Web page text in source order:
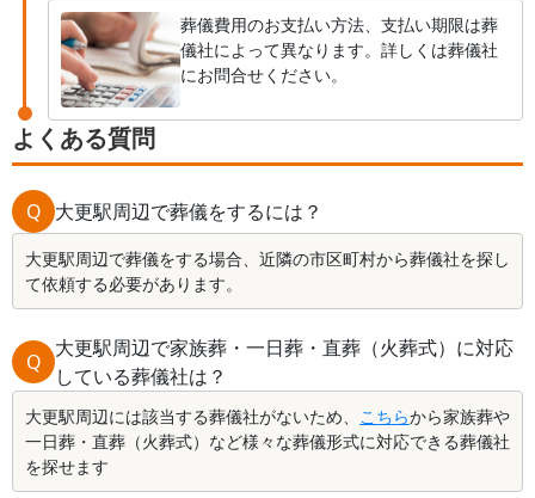
葬儀費用のお支払い方法、支払い期限は葬
儀社によって異なります。詳しくは葬儀社
にお問合せください。
よくある質問
Q 大更駅周辺で葬儀をするには？
大更駅周辺で葬儀をする場合、近隣の市区町村から葬儀社を探し
て依頼する必要があります。
Q
大更駅周辺で家族葬・一日葬・直葬（火葬式）に対応
している葬儀社は？
大更駅周辺には該当する葬儀社がないため、 こちらから家族葬や
一日葬・直葬（火葬式）など様々な葬儀形式に対応できる葬儀社
を探せます